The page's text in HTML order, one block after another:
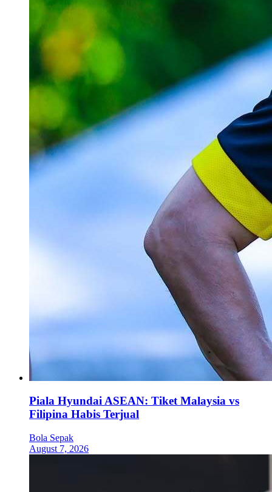
Piala Hyundai ASEAN: Tiket Malaysia vs
Filipina Habis Terjual
Bola Sepak
August 7, 2026